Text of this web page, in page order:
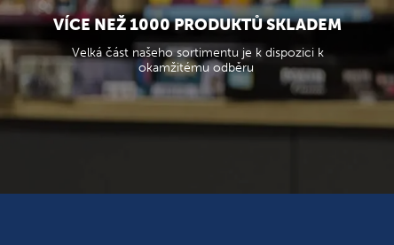
VÍCE NEŽ 1000 PRODUKTŮ SKLADEM
Velká část našeho sortimentu je k dispozici k
okamžitému odběru